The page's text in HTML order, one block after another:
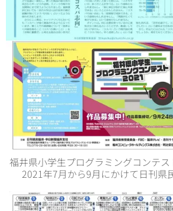
福井県小学生プログラミングコンテス
2021年7月から9月にかけて日刊県